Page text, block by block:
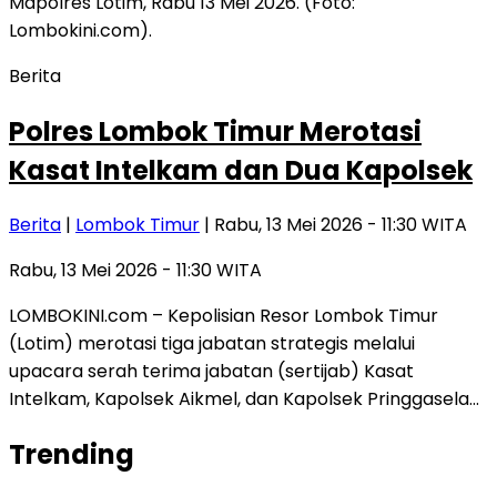
Berita
Polres Lombok Timur Merotasi
Kasat Intelkam dan Dua Kapolsek
Berita | Lombok Timur | Rabu, 13 Mei 2026 - 11:30 WITA
Rabu, 13 Mei 2026 - 11:30 WITA
LOMBOKINI.com – Kepolisian Resor Lombok Timur
(Lotim) merotasi tiga jabatan strategis melalui
upacara serah terima jabatan (sertijab) Kasat
Intelkam, Kapolsek Aikmel, dan Kapolsek Pringgasela…
Trending